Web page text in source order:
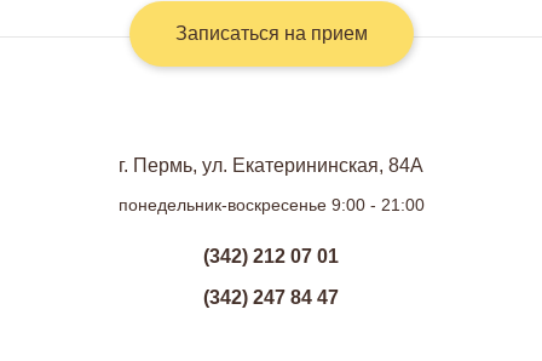
Записаться на прием
г. Пермь, ул. Екатерининская, 84А
понедельник-воскресенье 9:00 - 21:00
(342) 212 07 01
(342) 247 84 47